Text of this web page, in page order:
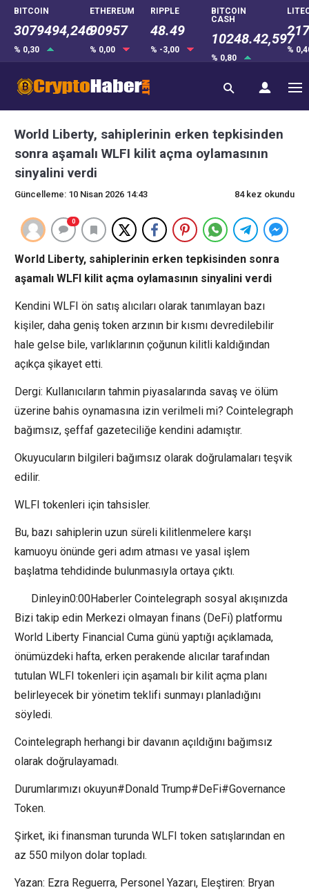
BITCOIN
3079494,246
% 0,30
ETHEREUM
90957
% 0,00
RIPPLE
48.49
% -3,00
BITCOIN
CASH
10248.42,597
% 0,80
%
World Liberty, sahiplerinin erken tepkisinden
sonra aşamalı WLFI kilit açma oylamasının
sinyalini verdi
Güncelleme: 10 Nisan 2026 14:43 84 kez okundu
0
World Liberty, sahiplerinin erken tepkisinden sonra
aşamalı WLFI kilit açma oylamasının sinyalini verdi
Kendini WLFI ön satış alıcıları olarak tanımlayan bazı
kişiler, daha geniş token arzının bir kısmı devredilebilir
hale gelse bile, varlıklarının çoğunun kilitli kaldığından
açıkça şikayet etti.
Dergi: Kullanıcıların tahmin piyasalarında savaş ve ölüm
üzerine bahis oynamasına izin verilmeli mi? Cointelegraph
bağımsız, şeffaf gazeteciliğe kendini adamıştır.
Okuyucuların bilgileri bağımsız olarak doğrulamaları teşvik
edilir.
WLFI tokenleri için tahsisler.
Bu, bazı sahiplerin uzun süreli kilitlenmelere karşı
kamuoyu önünde geri adım atması ve yasal işlem
başlatma tehdidinde bulunmasıyla ortaya çıktı.
Dinleyin0:00Haberler Cointelegraph sosyal akışınızda
Bizi takip edin Merkezi olmayan finans (DeFi) platformu
World Liberty Financial Cuma günü yaptığı açıklamada,
önümüzdeki hafta, erken perakende alıcılar tarafından
tutulan WLFI tokenleri için aşamalı bir kilit açma planı
belirleyecek bir yönetim teklifi sunmayı planladığını
söyledi.
Cointelegraph herhangi bir davanın açıldığını bağımsız
olarak doğrulayamadı.
Durumlarımızı okuyun#Donald Trump#DeFi#Governance
Token.
Şirket, iki finansman turunda WLFI token satışlarından en
az 550 milyon dolar topladı.
Yazan: Ezra Reguerra, Personel Yazarı, Eleştiren: Bryan